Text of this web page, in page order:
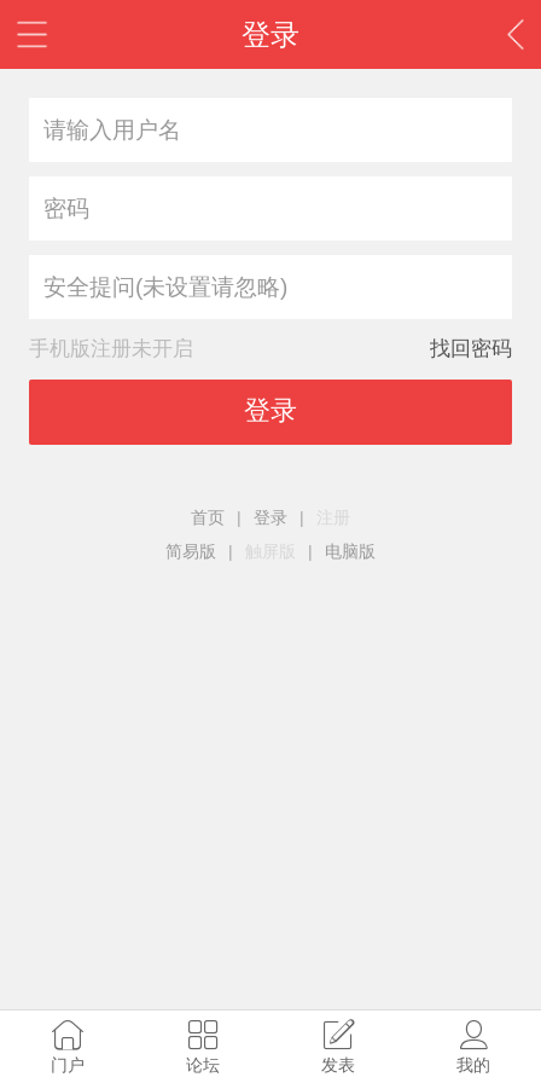
登录
安全提问(未设置请忽略)
手机版注册未开启 找回密码
登录
首页 | 登录 |
注册
简易版
| 触屏版 | 电脑版
门户 论坛 发表 我的